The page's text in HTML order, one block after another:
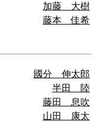
加藤 大樹
藤本 佳希
國分 伸太郎
半田 陸
藤田 息吹
山田 康太